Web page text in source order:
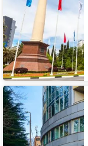
Хостел
НАРСИ